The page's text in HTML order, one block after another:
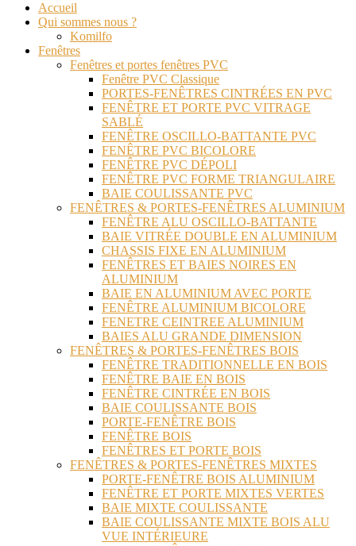
Accueil
Qui sommes nous ?
Komilfo
Fenêtres
Fenêtres et portes fenêtres PVC
Fenêtre PVC Classique
PORTES-FENÊTRES CINTRÉES EN PVC
FENÊTRE ET PORTE PVC VITRAGE
SABLÉ
FENÊTRE OSCILLO-BATTANTE PVC
FENÊTRE PVC BICOLORE
FENÊTRE PVC DÉPOLI
FENÊTRE PVC FORME TRIANGULAIRE
BAIE COULISSANTE PVC
FENÊTRES & PORTES-FENÊTRES ALUMINIUM
FENÊTRE ALU OSCILLO-BATTANTE
BAIE VITRÉE DOUBLE EN ALUMINIUM
CHASSIS FIXE EN ALUMINIUM
FENÊTRES ET BAIES NOIRES EN
ALUMINIUM
BAIE EN ALUMINIUM AVEC PORTE
FENÊTRE ALUMINIUM BICOLORE
FENETRE CEINTREE ALUMINIUM
BAIES ALU GRANDE DIMENSION
FENÊTRES & PORTES-FENÊTRES BOIS
FENÊTRE TRADITIONNELLE EN BOIS
FENÊTRE BAIE EN BOIS
FENÊTRE CINTRÉE EN BOIS
BAIE COULISSANTE BOIS
PORTE-FENÊTRE BOIS
FENÊTRE BOIS
FENÊTRES ET PORTE BOIS
FENÊTRES & PORTES-FENÊTRES MIXTES
PORTE-FENÊTRE BOIS ALUMINIUM
FENÊTRE ET PORTE MIXTES VERTES
BAIE MIXTE COULISSANTE
BAIE COULISSANTE MIXTE BOIS ALU
VUE INTÉRIEURE